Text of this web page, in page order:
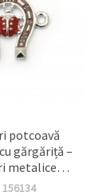
potcoavă
gărgăriță –
metalice
argintiu,
156134